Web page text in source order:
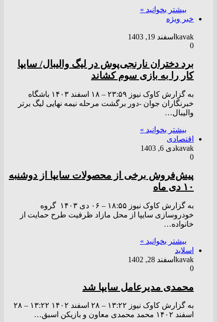
بیشتر بخوانید »
خبر ویژه
kavak اسفند 19, 1403
0
برد دختران نارنجی‌پوش در لیگ والیبال/ سایپا
کار را به بازی سوم کشاند
به گزارش کاوک نیوز ۲۳:۵۹ – ۱۸ اسفند ۱۴۰۳ باشگاه
خبرنگاران جوان -دور برگشت مرحله نیمه نهایی لیگ برتر
والیبال…
بیشتر بخوانید »
اقتصادی
kavakدی 6, 1403
0
پیش‌فروش برخی از محصولات سایپا از دوشنبه
۱۰ دی ماه
به گزارش کاوک نیوز ۱۸:۵۵ – ۰۶ دی ۱۴۰۳ گروه
خودروسازی سایپا از محل مازاد ظرفیت طرح حمایت از
خانواده…
بیشتر بخوانید »
اسلاید
kavak اسفند 28, 1402
0
محمدی مدیرعامل سایپا شد
به گزارش کاوک نیوز ۱۳:۲۲ – ۲۸ اسفند ۱۴۰۲ ۱۳:۲۲ – ۲۸
اسفند ۱۴۰۲ محمد محمدی معاون و بازیکن اسبق…